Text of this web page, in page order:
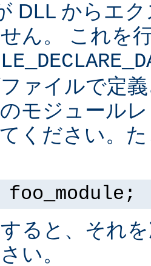
DLL からエ
ん。 これを
ァイルで定
モジュール
ください。
foo_module;
ると、それ
い。